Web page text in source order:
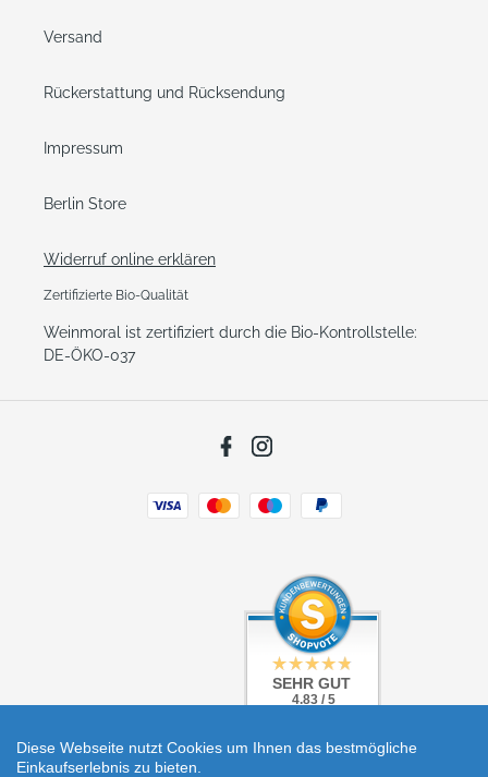
Versand
Rückerstattung und Rücksendung
Impressum
Berlin Store
Widerruf online erklären
Zertifizierte Bio-Qualität
Weinmoral ist zertifiziert durch die Bio-Kontrollstelle:
DE-ÖKO-037
Facebook
Zahlungsarten
SEHR GUT
4.83 / 5
bei: shopvote.de
SEHR GUT
4.83 / 5
bei: shopvote.de
Diese Webseite nutzt Cookies um Ihnen das bestmögliche
Einkaufserlebnis zu bieten.